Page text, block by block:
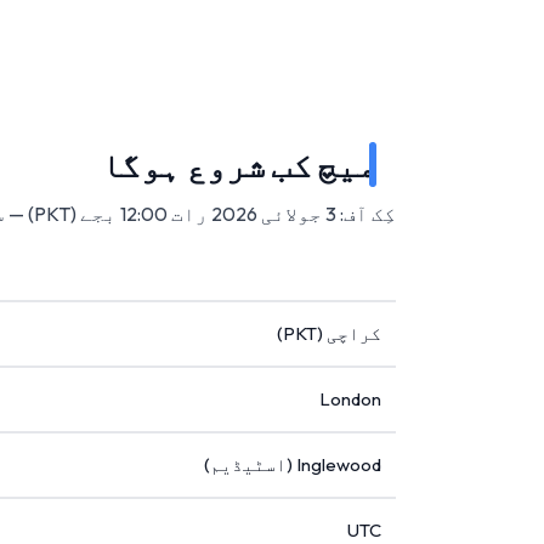
میچ کب شروع ہوگا
کِک آف: 3 جولائی 2026 رات 12:00 بجے (PKT) — سوفائی اسٹیڈیم، انگلووڈ، امریکہ میں۔
کراچی (PKT)
London
Inglewood (اسٹیڈیم)
UTC